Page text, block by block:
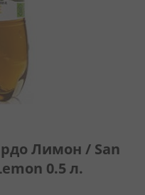
Лимон / San
0.5 л.